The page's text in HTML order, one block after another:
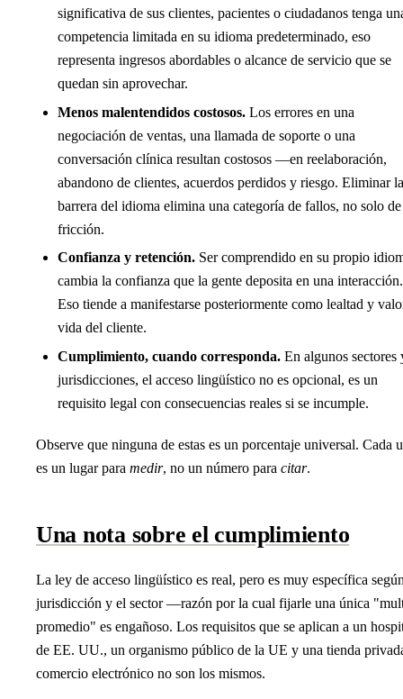
significativa de sus clientes, pacientes o ciudadanos tenga
competencia limitada en su idioma predeterminado, eso
representa ingresos abordables o alcance de servicio que se
quedan sin aprovechar.
Menos malentendidos costosos. Los errores en una
negociación de ventas, una llamada de soporte o una
conversación clínica resultan costosos —en reelaboración,
abandono de clientes, acuerdos perdidos y riesgo. Eliminar la
barrera del idioma elimina una categoría de fallos, no solo de
fricción.
Confianza y retención. Ser comprendido en su propio
cambia la confianza que la gente deposita en una interacción.
Eso tiende a manifestarse posteriormente como lealtad y
vida del cliente.
Cumplimiento, cuando corresponda. En algunos sectores
jurisdicciones, el acceso lingüístico no es opcional, es un
requisito legal con consecuencias reales si se incumple.
Observe que ninguna de estas es un porcentaje universal. Cada
es un lugar para medir, no un número para citar.
Una nota sobre el cumplimiento
La ley de acceso lingüístico es real, pero es muy específica
jurisdicción y el sector —razón por la cual fijarle una única
promedio" es engañoso. Los requisitos que se aplican a un
de EE. UU., un organismo público de la UE y una tienda
comercio electrónico no son los mismos.